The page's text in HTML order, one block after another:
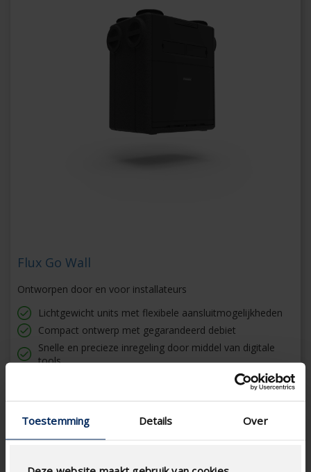
Toestemming Details Over
Flux Go Wall
Ontworpen door en voor installateurs
Lichtgewicht units met flexibele aansluitmogelijkheden
Compact ontwerp met gegarandeerd debiet
Snelle en precieze inregeling door middel van digitale
tools
Elk onderdeel is in minder dan 5 minuten te vervangen